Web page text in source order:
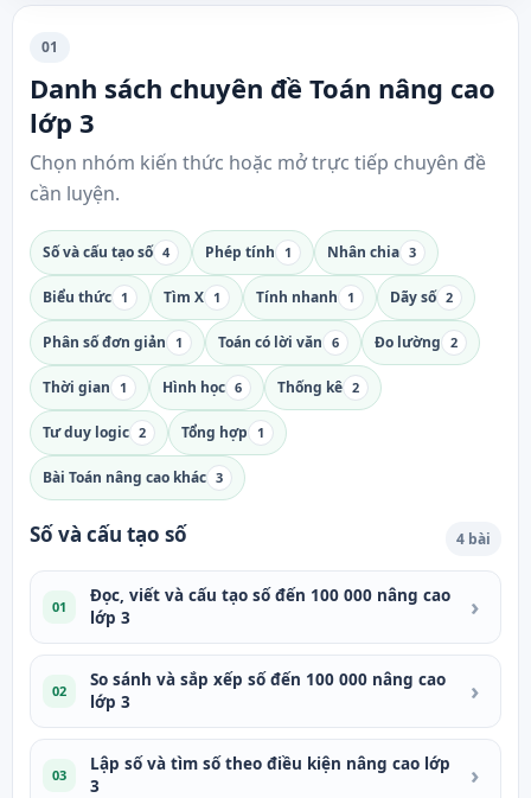
01
Danh sách chuyên đề Toán nâng cao
lớp 3
Chọn nhóm kiến thức hoặc mở trực tiếp chuyên đề
cần luyện.
Số và cấu tạo số 4 Phép tính 1 Nhân chia 3
Biểu thức 1 Tìm X 1 Tính nhanh 1 Dãy số 2
Phân số đơn giản 1 Toán có lời văn 6 Đo lường 2
Thời gian 1 Hình học 6 Thống kê 2
Tư duy logic 2 Tổng hợp 1
Bài Toán nâng cao khác 3
Số và cấu tạo số 4 bài
01
Đọc, viết và cấu tạo số đến 100 000 nâng cao
lớp 3
›
02
So sánh và sắp xếp số đến 100 000 nâng cao
lớp 3
›
03
Lập số và tìm số theo điều kiện nâng cao lớp
3
›